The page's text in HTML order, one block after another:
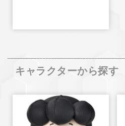
キャラクターから探す